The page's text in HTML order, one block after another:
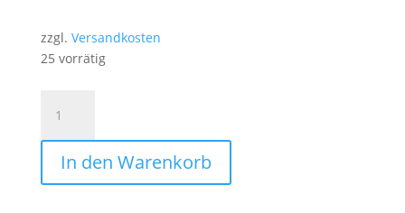
zzgl. Versandkosten
25 vorrätig
„Quickstop“
8
/
In den Warenkorb